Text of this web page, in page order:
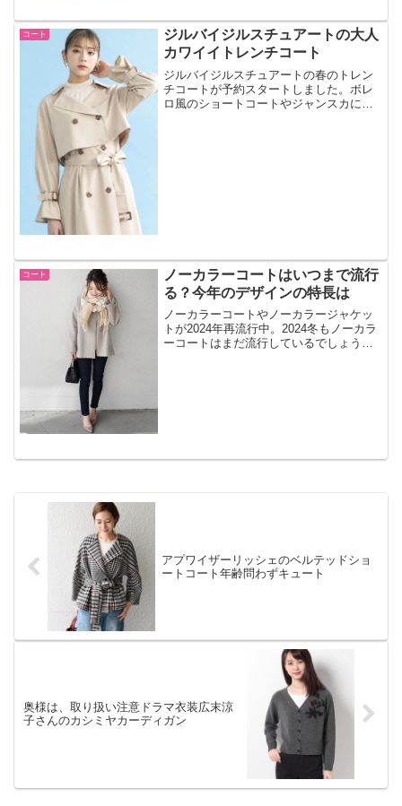
コート
ジルバイジルスチュアートの大人
カワイイトレンチコート
ジルバイジルスチュアートの春のトレン
チコートが予約スタートしました。ボレ
ロ風のショートコートやジャンスカにも
コート
ノーカラーコートはいつまで流行
る？今年のデザインの特長は
ノーカラーコートやノーカラージャケッ
トが2024年再流行中。2024冬もノーカラ
ーコートはまだ流行しているでしょう
アプワイザーリッシェのベルテッドショ
ートコート年齢問わずキュート
奥様は、取り扱い注意ドラマ衣装広末涼
子さんのカシミヤカーディガン